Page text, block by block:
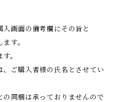
画面の備考欄にその旨と
す。
。
ご購入者様の氏名とさせてい
同梱は承っておりませんので